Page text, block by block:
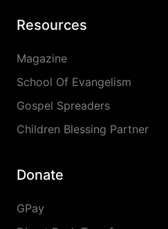
Resources
Magazine
School Of Evangelism
Gospel Spreaders
Children Blessing Partner
Donate
GPay